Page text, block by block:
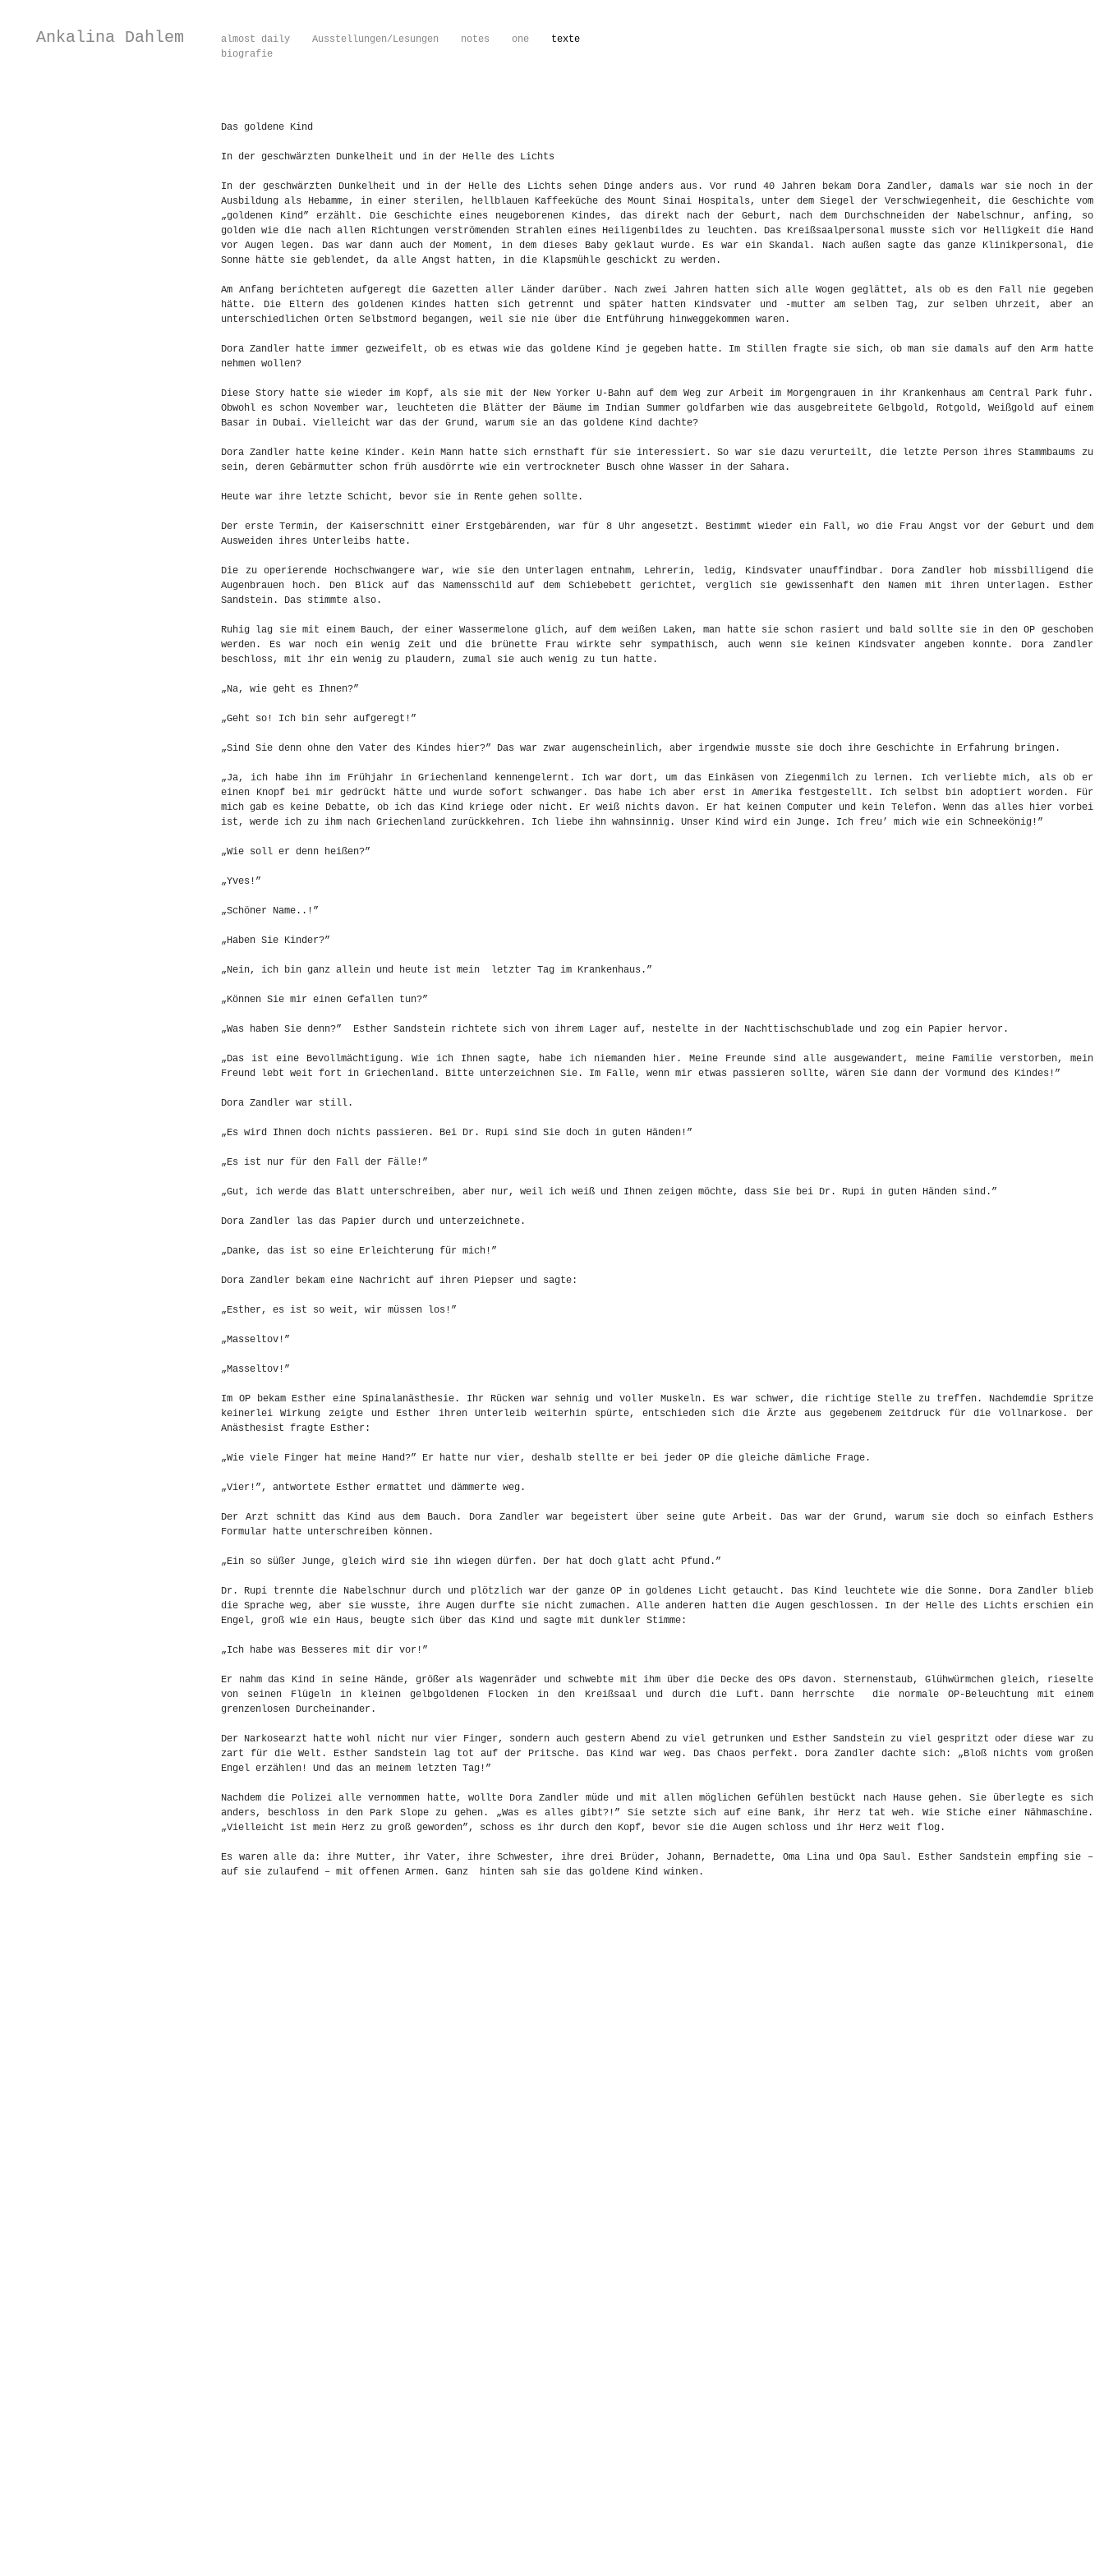
Ankalina Dahlem almost daily Ausstellungen/Lesungen notes one
texte
biografie
Das goldene Kind
In der geschwärzten Dunkelheit und in der Helle des Lichts
In der geschwärzten Dunkelheit und in der Helle des Lichts sehen Dinge anders aus. Vor rund 40 Jahren bekam Dora Zandler, damals war sie noch in der
Ausbildung als Hebamme, in einer sterilen, hellblauen Kaffeeküche des Mount Sinai Hospitals, unter dem Siegel der Verschwiegenheit, die Geschichte vom
„goldenen Kind” erzählt. Die Geschichte eines neugeborenen Kindes, das direkt nach der Geburt, nach dem Durchschneiden der Nabelschnur, anfing, so
golden wie die nach allen Richtungen verströmenden Strahlen eines Heiligenbildes zu leuchten. Das Kreißsaalpersonal musste sich vor Helligkeit die Hand
vor Augen legen. Das war dann auch der Moment, in dem dieses Baby geklaut wurde. Es war ein Skandal. Nach außen sagte das ganze Klinikpersonal, die
Sonne hätte sie geblendet, da alle Angst hatten, in die Klapsmühle geschickt zu werden.
Am Anfang berichteten aufgeregt die Gazetten aller Länder darüber. Nach zwei Jahren hatten sich alle Wogen geglättet, als ob es den Fall nie gegeben
hätte. Die Eltern des goldenen Kindes hatten sich getrennt und später hatten Kindsvater und -mutter am selben Tag, zur selben Uhrzeit, aber an
unterschiedlichen Orten Selbstmord begangen, weil sie nie über die Entführung hinweggekommen waren.
Dora Zandler hatte immer gezweifelt, ob es etwas wie das goldene Kind je gegeben hatte. Im Stillen fragte sie sich, ob man sie damals auf den Arm hatte
nehmen wollen?
Diese Story hatte sie wieder im Kopf, als sie mit der New Yorker U-Bahn auf dem Weg zur Arbeit im Morgengrauen in ihr Krankenhaus am Central Park fuhr.
Obwohl es schon November war, leuchteten die Blätter der Bäume im Indian Summer goldfarben wie das ausgebreitete Gelbgold, Rotgold, Weißgold auf einem
Basar in Dubai. Vielleicht war das der Grund, warum sie an das goldene Kind dachte?
Dora Zandler hatte keine Kinder. Kein Mann hatte sich ernsthaft für sie interessiert. So war sie dazu verurteilt, die letzte Person ihres Stammbaums zu
sein, deren Gebärmutter schon früh ausdörrte wie ein vertrockneter Busch ohne Wasser in der Sahara.
Heute war ihre letzte Schicht, bevor sie in Rente gehen sollte.
Der erste Termin, der Kaiserschnitt einer Erstgebärenden, war für 8 Uhr angesetzt. Bestimmt wieder ein Fall, wo die Frau Angst vor der Geburt und dem
Ausweiden ihres Unterleibs hatte.
Die zu operierende Hochschwangere war, wie sie den Unterlagen entnahm, Lehrerin, ledig, Kindsvater unauffindbar. Dora Zandler hob missbilligend die
Augenbrauen hoch. Den Blick auf das Namensschild auf dem Schiebebett gerichtet, verglich sie gewissenhaft den Namen mit ihren Unterlagen. Esther
Sandstein. Das stimmte also.
Ruhig lag sie mit einem Bauch, der einer Wassermelone glich, auf dem weißen Laken, man hatte sie schon rasiert und bald sollte sie in den OP geschoben
werden. Es war noch ein wenig Zeit und die brünette Frau wirkte sehr sympathisch, auch wenn sie keinen Kindsvater angeben konnte. Dora Zandler
beschloss, mit ihr ein wenig zu plaudern, zumal sie auch wenig zu tun hatte.
„Na, wie geht es Ihnen?”
„Geht so! Ich bin sehr aufgeregt!”
„Sind Sie denn ohne den Vater des Kindes hier?” Das war zwar augenscheinlich, aber irgendwie musste sie doch ihre Geschichte in Erfahrung bringen.
„Ja, ich habe ihn im Frühjahr in Griechenland kennengelernt. Ich war dort, um das Einkäsen von Ziegenmilch zu lernen. Ich verliebte mich, als ob er
einen Knopf bei mir gedrückt hätte und wurde sofort schwanger. Das habe ich aber erst in Amerika festgestellt. Ich selbst bin adoptiert worden. Für
mich gab es keine Debatte, ob ich das Kind kriege oder nicht. Er weiß nichts davon. Er hat keinen Computer und kein Telefon. Wenn das alles hier vorbei
ist, werde ich zu ihm nach Griechenland zurückkehren. Ich liebe ihn wahnsinnig. Unser Kind wird ein Junge. Ich freu’ mich wie ein Schneekönig!”
„Wie soll er denn heißen?”
„Yves!”
„Schöner Name..!”
„Haben Sie Kinder?”
„Nein, ich bin ganz allein und heute ist mein letzter Tag im Krankenhaus.”
„Können Sie mir einen Gefallen tun?”
„Was haben Sie denn?” Esther Sandstein richtete sich von ihrem Lager auf, nestelte in der Nachttischschublade und zog ein Papier hervor.
„Das ist eine Bevollmächtigung. Wie ich Ihnen sagte, habe ich niemanden hier. Meine Freunde sind alle ausgewandert, meine Familie verstorben, mein
Freund lebt weit fort in Griechenland. Bitte unterzeichnen Sie. Im Falle, wenn mir etwas passieren sollte, wären Sie dann der Vormund des Kindes!”
Dora Zandler war still.
„Es wird Ihnen doch nichts passieren. Bei Dr. Rupi sind Sie doch in guten Händen!”
„Es ist nur für den Fall der Fälle!”
„Gut, ich werde das Blatt unterschreiben, aber nur, weil ich weiß und Ihnen zeigen möchte, dass Sie bei Dr. Rupi in guten Händen sind.”
Dora Zandler las das Papier durch und unterzeichnete.
„Danke, das ist so eine Erleichterung für mich!”
Dora Zandler bekam eine Nachricht auf ihren Piepser und sagte:
„Esther, es ist so weit, wir müssen los!”
„Masseltov!”
„Masseltov!”
Im OP bekam Esther eine Spinalanästhesie. Ihr Rücken war sehnig und voller Muskeln. Es war schwer, die richtige Stelle zu treffen. Nachdemdie Spritze
keinerlei Wirkung zeigte und Esther ihren Unterleib weiterhin spürte, entschieden sich die Ärzte aus gegebenem Zeitdruck für die Vollnarkose. Der
Anästhesist fragte Esther:
„Wie viele Finger hat meine Hand?” Er hatte nur vier, deshalb stellte er bei jeder OP die gleiche dämliche Frage.
„Vier!”, antwortete Esther ermattet und dämmerte weg.
Der Arzt schnitt das Kind aus dem Bauch. Dora Zandler war begeistert über seine gute Arbeit. Das war der Grund, warum sie doch so einfach Esthers
Formular hatte unterschreiben können.
„Ein so süßer Junge, gleich wird sie ihn wiegen dürfen. Der hat doch glatt acht Pfund.”
Dr. Rupi trennte die Nabelschnur durch und plötzlich war der ganze OP in goldenes Licht getaucht. Das Kind leuchtete wie die Sonne. Dora Zandler blieb
die Sprache weg, aber sie wusste, ihre Augen durfte sie nicht zumachen. Alle anderen hatten die Augen geschlossen. In der Helle des Lichts erschien ein
Engel, groß wie ein Haus, beugte sich über das Kind und sagte mit dunkler Stimme:
„Ich habe was Besseres mit dir vor!”
Er nahm das Kind in seine Hände, größer als Wagenräder und schwebte mit ihm über die Decke des OPs davon. Sternenstaub, Glühwürmchen gleich, rieselte
von seinen Flügeln in kleinen gelbgoldenen Flocken in den Kreißsaal und durch die Luft. Dann herrschte die normale OP-Beleuchtung mit einem
grenzenlosen Durcheinander.
Der Narkosearzt hatte wohl nicht nur vier Finger, sondern auch gestern Abend zu viel getrunken und Esther Sandstein zu viel gespritzt oder diese war zu
zart für die Welt. Esther Sandstein lag tot auf der Pritsche. Das Kind war weg. Das Chaos perfekt. Dora Zandler dachte sich: „Bloß nichts vom großen
Engel erzählen! Und das an meinem letzten Tag!”
Nachdem die Polizei alle vernommen hatte, wollte Dora Zandler müde und mit allen möglichen Gefühlen bestückt nach Hause gehen. Sie überlegte es sich
anders, beschloss in den Park Slope zu gehen. „Was es alles gibt?!” Sie setzte sich auf eine Bank, ihr Herz tat weh. Wie Stiche einer Nähmaschine.
„Vielleicht ist mein Herz zu groß geworden”, schoss es ihr durch den Kopf, bevor sie die Augen schloss und ihr Herz weit flog.
Es waren alle da: ihre Mutter, ihr Vater, ihre Schwester, ihre drei Brüder, Johann, Bernadette, Oma Lina und Opa Saul. Esther Sandstein empfing sie –
auf sie zulaufend – mit offenen Armen. Ganz hinten sah sie das goldene Kind winken.